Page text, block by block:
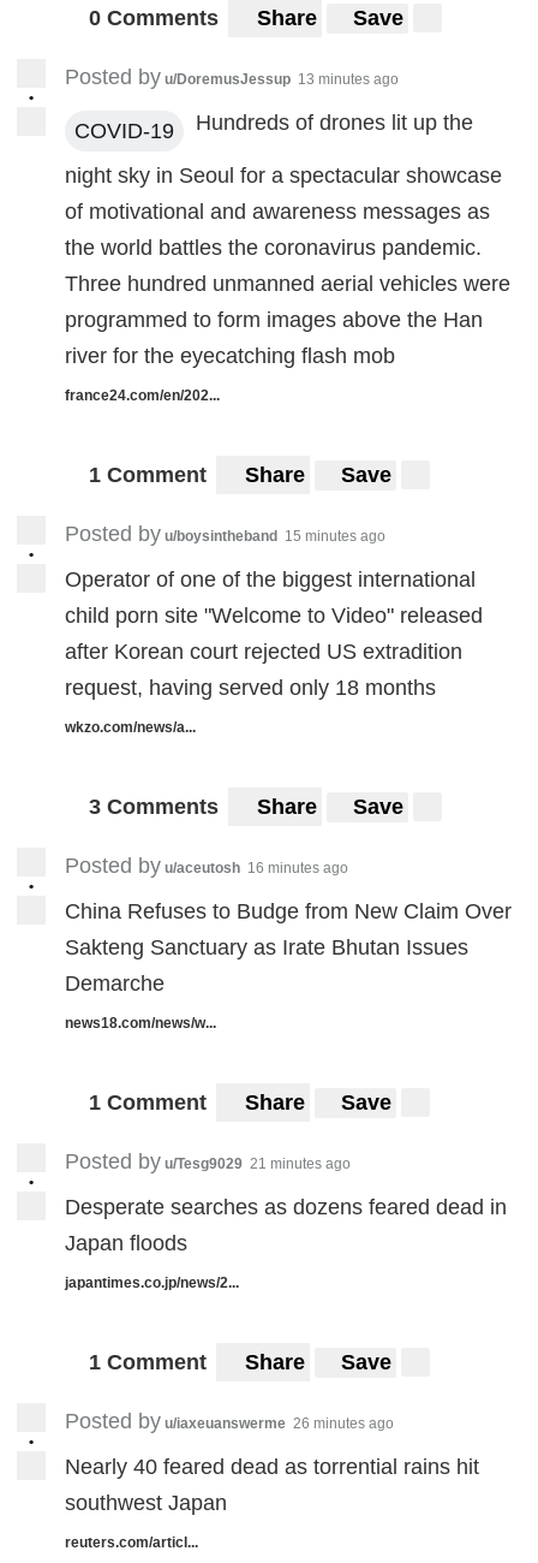
0 Comments Share Save
•
Posted by u/DoremusJessup 13 minutes ago
COVID-19 Hundreds of drones lit up the
night sky in Seoul for a spectacular showcase
of motivational and awareness messages as
the world battles the coronavirus pandemic.
Three hundred unmanned aerial vehicles were
programmed to form images above the Han
river for the eyecatching flash mob
france24.com/en/202...
1 Comment Share Save
•
Posted by u/boysintheband 15 minutes ago
Operator of one of the biggest international
child porn site "Welcome to Video" released
after Korean court rejected US extradition
request, having served only 18 months
wkzo.com/news/a...
3 Comments Share Save
•
Posted by u/aceutosh 16 minutes ago
China Refuses to Budge from New Claim Over
Sakteng Sanctuary as Irate Bhutan Issues
Demarche
news18.com/news/w...
1 Comment Share Save
•
Posted by u/Tesg9029 21 minutes ago
Desperate searches as dozens feared dead in
Japan floods
japantimes.co.jp/news/2...
1 Comment Share Save
•
Posted by u/iaxeuanswerme 26 minutes ago
Nearly 40 feared dead as torrential rains hit
southwest Japan
reuters.com/articl...